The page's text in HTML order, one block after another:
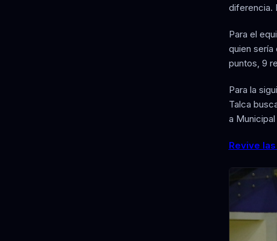
diferencia.
Para el
quien sería
puntos, 9
Para la
Talca
a
Revive